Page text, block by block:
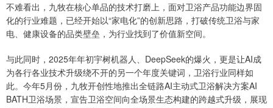
不难看出，九牧在核心单品的技术打磨上，面对卫浴产品功能边界固
化的行业难题，已经开始以“家电化”的创新思路，打破传统卫浴与家
电、健康设备的品类壁垒，为行业找到了价值新空间。
与此同时，2025年年初宇树机器人、DeepSeek的爆火，更是让AI成
为各行各业技术升级绕不开的另一个年度关键词，卫浴行业同样如
此。今年5月份，九牧开创性地推出全链路AI主动式卫浴解决方案AI
BATH卫浴场景，宣告卫浴空间向全场景生态构建的跨越式升级，展现